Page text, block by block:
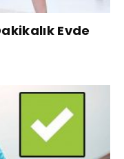
Evde